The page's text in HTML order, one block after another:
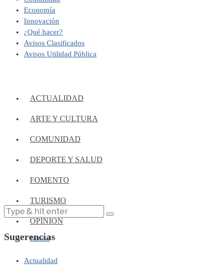
Economía
Innovación
¿Qué hacer?
Avisos Clasificados
Avisos Utilidad Pública
ACTUALIDAD
ARTE Y CULTURA
COMUNIDAD
DEPORTE Y SALUD
FOMENTO
TURISMO
OPINIÓN
Editorial
Sugerencias
Actualidad